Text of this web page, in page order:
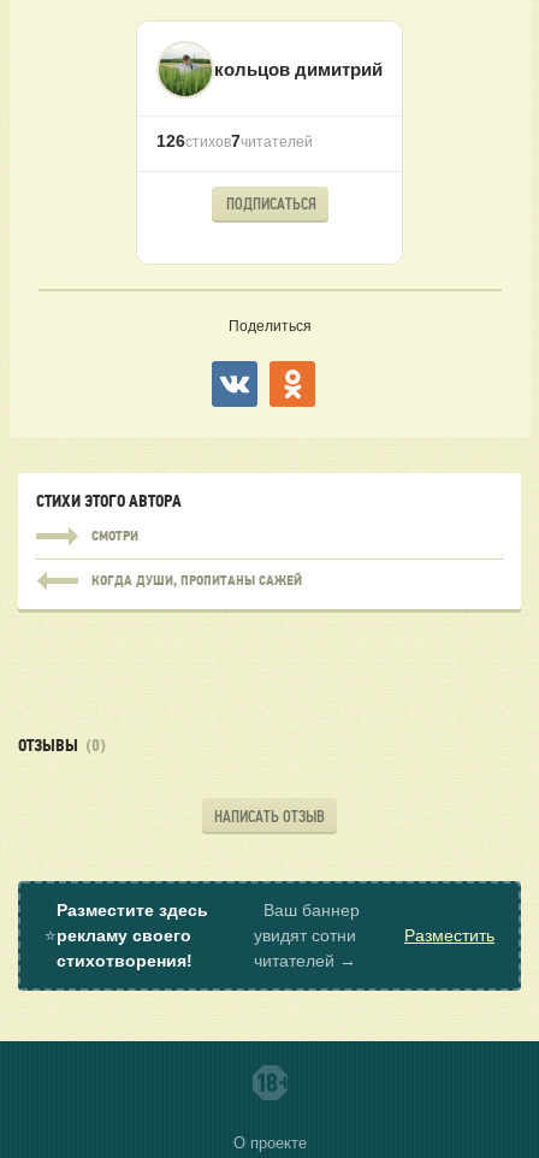
кольцов димитрий
126стихов7читателей
ПОДПИСАТЬСЯ
Поделиться
СТИХИ ЭТОГО АВТОРА
СМОТРИ
КОГДА ДУШИ, ПРОПИТАНЫ САЖЕЙ
ОТЗЫВЫ (0)
НАПИСАТЬ ОТЗЫВ
⭐
Разместите здесь
рекламу своего
стихотворения!
Ваш баннер
увидят сотни
читателей →
Разместить
О проекте